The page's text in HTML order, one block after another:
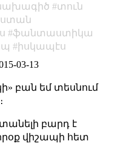
տուն
ֆանտաստիկա
իսկապէս
03-13
բան եմ տեսնում
բարդ է
իրօք վիշապի հետ